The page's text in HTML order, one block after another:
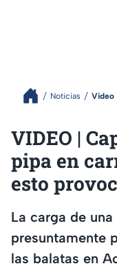
Noticias Video
VIDEO |
pipa en
esto
La carga de
presuntamente
las balatas en